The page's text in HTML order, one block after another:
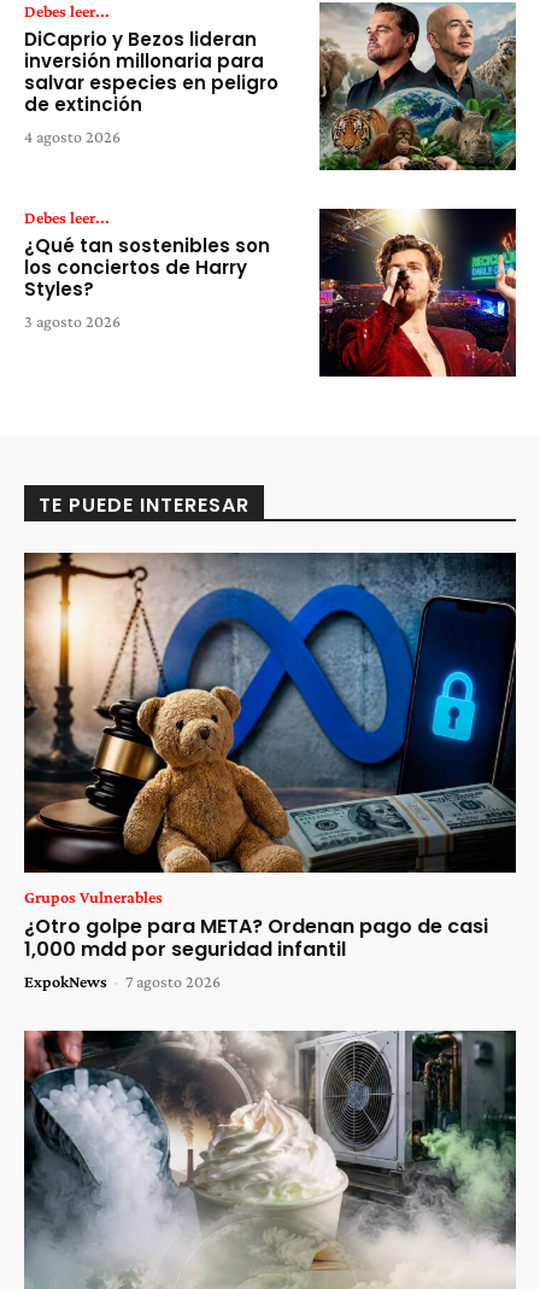
Debes leer...
DiCaprio y Bezos lideran
inversión millonaria para
salvar especies en peligro
de extinción
4 agosto 2026
Debes leer...
¿Qué tan sostenibles son
los conciertos de Harry
Styles?
3 agosto 2026
TE PUEDE INTERESAR
Grupos Vulnerables
¿Otro golpe para META? Ordenan pago de casi
1,000 mdd por seguridad infantil
ExpokNews - 7 agosto 2026